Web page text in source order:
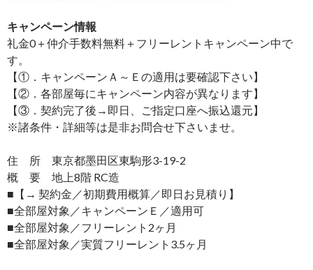
キャンペーン情報
礼金0＋仲介手数料無料 ＋ フリーレント キャンペーン中で
す。
【①．キャンペーンＡ～Ｅの適用は要確認下さい】
【②．各部屋毎にキャンペーン内容が異なります】
【③．契約完了後→即日、ご指定口座へ振込還元】
※諸条件・詳細等は是非お問合せ下さいませ。
住 所 東京都墨田区東駒形3-19-2
概 要 地上8階 RC造
■【→ 契約金／初期費用概算／即日お見積り】
■全部屋対象／キャンペーンＥ／適用可
■全部屋対象／フリーレント2ヶ月
■全部屋対象／実質フリーレント3.5ヶ月